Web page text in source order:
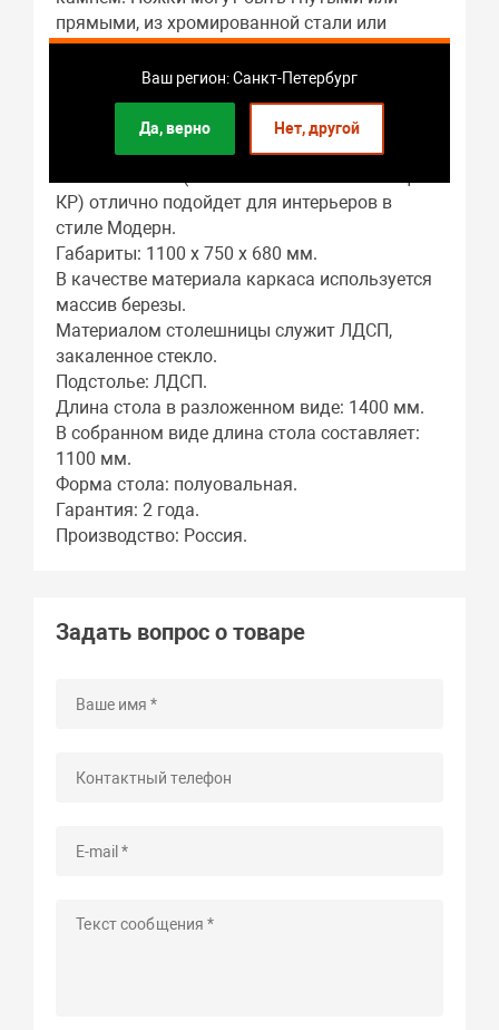
Ваш регион: Санкт-Петербург
Да, верно Нет, другой
прямыми, из хромированной стали или
массива березы в одном из трех цветов -
выбор комбинаций просто огромный.
Стол Чикаго СТ МП 1100(1400)*680*750 Ноги
КР) отлично подойдет для интерьеров в
стиле Модерн.
Габариты: 1100 x 750 x 680 мм.
В качестве материала каркаса используется
массив березы.
Материалом столешницы служит ЛДСП,
закаленное стекло.
Подстолье: ЛДСП.
Длина стола в разложенном виде: 1400 мм.
В собранном виде длина стола составляет:
1100 мм.
Форма стола: полуовальная.
Гарантия: 2 года.
Производство: Россия.
Задать вопрос о товаре